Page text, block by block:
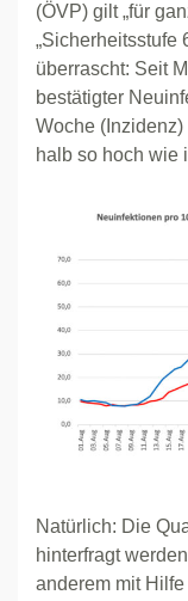
(ÖVP) gilt „für
„Sicherheitsstufe
überrascht: Seit
bestätigter
Woche
halb so hoch wie
Natürlich: Die
hinterfragt
anderem mit